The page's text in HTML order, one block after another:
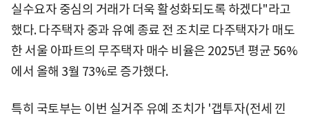
실수요자 중심의 거래가 더욱 활성화되도록 하겠다"라고
했다. 다주택자 중과 유예 종료 전 조치로 다주택자가 매도
한 서울 아파트의 무주택자 매수 비율은 2025년 평균 56%
에서 올해 3월 73%로 증가했다.
특히 국토부는 이번 실거주 유예 조치가 '갭투자(전세 낀